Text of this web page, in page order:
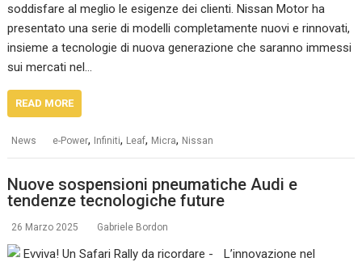
soddisfare al meglio le esigenze dei clienti. Nissan Motor ha
presentato una serie di modelli completamente nuovi e rinnovati,
insieme a tecnologie di nuova generazione che saranno immessi
sui mercati nel…
READ MORE
News e-Power, Infiniti, Leaf, Micra, Nissan
Nuove sospensioni pneumatiche Audi e
tendenze tecnologiche future
26 Marzo 2025 Gabriele Bordon
L’innovazione nel